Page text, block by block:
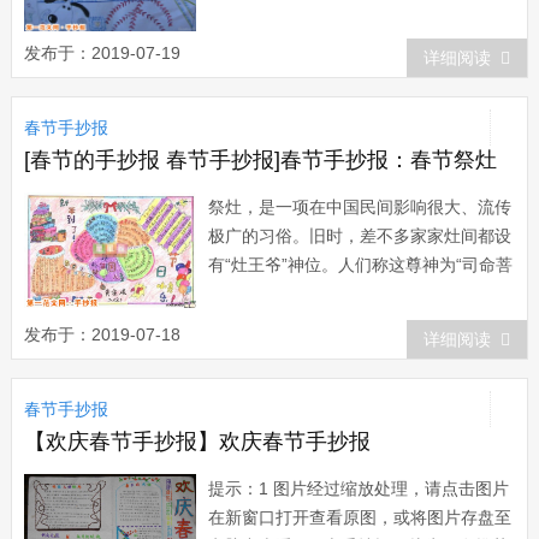
的第一件事情。每当春节将近的时候，家
家户户都在大门两边贴上崭新的春联，红
底黑字，稳重而鲜艳。表达一家一户对新
发布于：2019-07-19 详细阅读
春节手抄报
[春节的手抄报 春节手抄报]春节手抄报：春节祭灶
祭灶，是一项在中国民间影响很大、流传
极广的习俗。旧时，差不多家家灶间都设
有“灶王爷”神位。人们称这尊神为“司命菩
的“九天东厨司命灶王府君”，负责管理各
发布于：2019-07-18 详细阅读
春节手抄报
【欢庆春节手抄报】欢庆春节手抄报
提示：1 图片经过缩放处理，请点击图片
在新窗口打开查看原图，或将图片存盘至